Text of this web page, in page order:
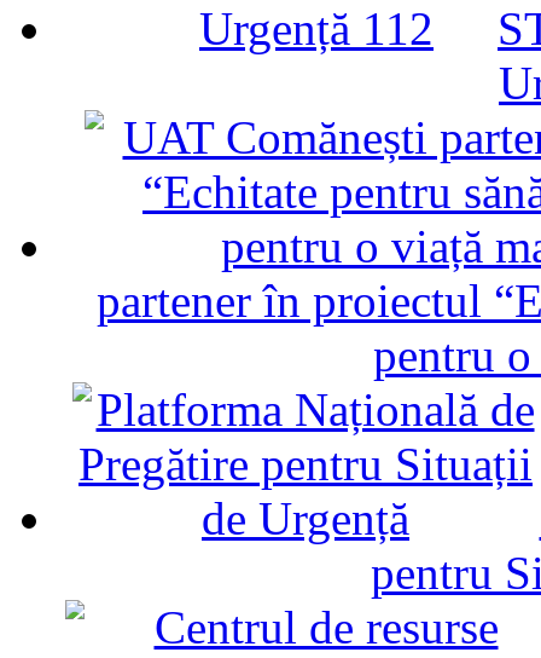
partener în proiectul
pentru
pentru